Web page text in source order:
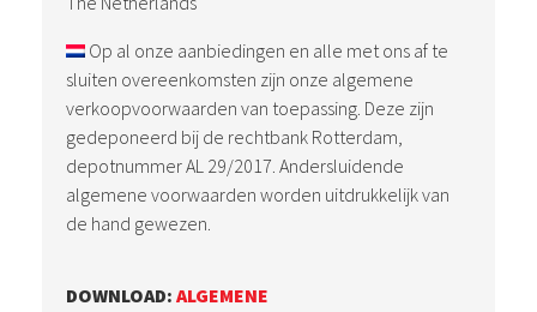
Op al onze aanbiedingen en alle met ons af te
sluiten overeenkomsten zijn onze algemene
verkoopvoorwaarden van toepassing. Deze zijn
gedeponeerd bij de rechtbank Rotterdam,
depotnummer AL 29/2017. Andersluidende
algemene voorwaarden worden uitdrukkelijk van
de hand gewezen.
DOWNLOAD: ALGEMENE